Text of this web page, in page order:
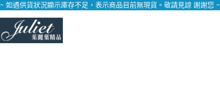
~ 如遇供貨狀況顯示庫存不足，表示商品目前無現貨。敬請見諒 謝謝您 ~